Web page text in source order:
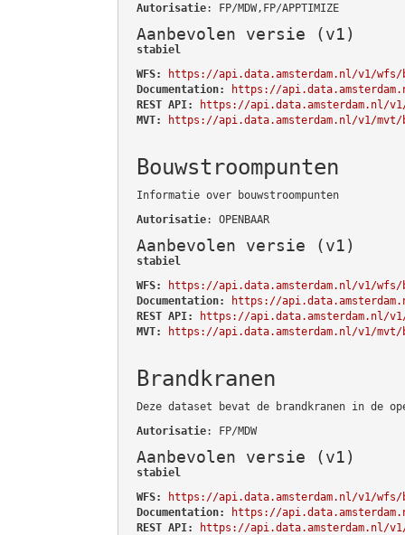
Autorisatie: FP/MDW,FP/APPTIMIZE
Aanbevolen versie (v1)
stabiel
WFS:
https://api.data.amsterdam.nl/v1/wfs/
Documentation:
https://
REST API:
https://api.data.amsterdam.nl/
MVT:
https://api.data.amsterdam.nl/v1/mvt/
Bouwstroompunten
Informatie over bouwstroompunten
Autorisatie: OPENBAAR
Aanbevolen versie (v1)
stabiel
WFS:
https://api.data.amsterdam.nl/v1/wfs/
Documentation:
https://
REST API:
https://api.data.amsterdam.nl/v1/
MVT:
https://api.data.amsterdam.nl/v1/mvt/
Brandkranen
Deze dataset bevat de brandkranen in de
Autorisatie: FP/MDW
Aanbevolen versie (v1)
stabiel
WFS:
https://api.data.amsterdam.nl/v1/wfs/
Documentation:
https://
REST API:
https://api.data.amsterdam.nl/